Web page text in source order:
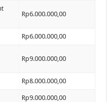
Rp6.000.000,00
Rp6.000.000,00
Rp9.000.000,00
Rp8.000.000,00
Rp9.000.000,00